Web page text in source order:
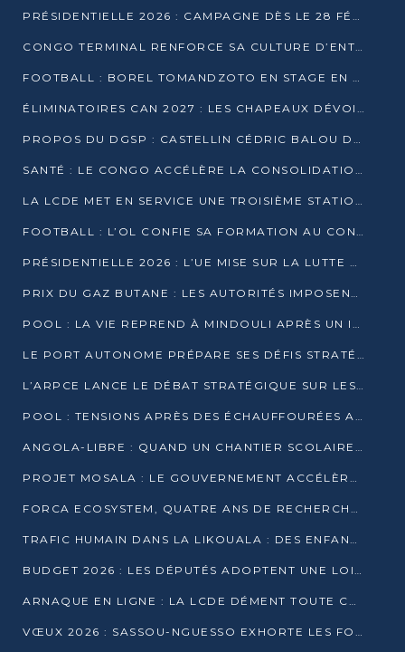
PRÉSIDENTIELLE 2026 : CAMPAGNE DÈS LE 28 FÉVRIER, SCRUTIN LES 12 ET 15 MARS
CONGO TERMINAL RENFORCE SA CULTURE D’ENTREPRISE AVEC LE PROGRAMME « WIN TOGETHER »
FOOTBALL : BOREL TOMANDZOTO EN STAGE EN ESPAGNE AVEC POLISSYA FC
ÉLIMINATOIRES CAN 2027 : LES CHAPEAUX DÉVOILÉS, LE CONGO FIXÉ SUR SON SORT
PROPOS DU DGSP : CASTELLIN CÉDRIC BALOU DÉNONCE DES PROPOS INTIMIDANTS
SANTÉ : LE CONGO ACCÉLÈRE LA CONSOLIDATION DE L’OFFRE DE SOINS
LA LCDE MET EN SERVICE UNE TROISIÈME STATION D’EAU POTABLE À MFILOU
FOOTBALL : L’OL CONFIE SA FORMATION AU CONGOLAIS CHRISTIAN BASSILA
PRÉSIDENTIELLE 2026 : L’UE MISE SUR LA LUTTE CONTRE LA DÉSINFORMATION
PRIX DU GAZ BUTANE : LES AUTORITÉS IMPOSENT LE RESPECT DES PRIX RÉGLEMENTÉS
POOL : LA VIE REPREND À MINDOULI APRÈS UN INCIDENT ARMÉ SUR LA RN1
LE PORT AUTONOME PRÉPARE SES DÉFIS STRATÉGIQUES DE 2026
L’ARPCE LANCE LE DÉBAT STRATÉGIQUE SUR LES DONNÉES, L’IA ET LA FINANCE NUMÉRIQUE AU CONGO
POOL : TENSIONS APRÈS DES ÉCHAUFFOURÉES ARMÉES ENTRE DGSP ET EX-MILICIENS NINJA
ANGOLA-LIBRE : QUAND UN CHANTIER SCOLAIRE DEVIENT LE MIROIR D’UN CONGO EN MOUVEMENT
PROJET MOSALA : LE GOUVERNEMENT ACCÉLÈRE L’INSERTION DES JEUNES EN 2026
FORCA ECOSYSTEM, QUATRE ANS DE RECHERCHE DE TERRAIN AVANT UN LANCEMENT OFFICIEL EN 2026
TRAFIC HUMAIN DANS LA LIKOUALA : DES ENFANTS AUTOCHTONES RÉDUITS AU TRAVAIL FORCÉ
BUDGET 2026 : LES DÉPUTÉS ADOPTENT UNE LOI DES FINANCES DE PLUS DE 2500 MILLIARDS FCFA
ARNAQUE EN LIGNE : LA LCDE DÉMENT TOUTE CAMPAGNE DE RECRUTEMENT
VŒUX 2026 : SASSOU-NGUESSO EXHORTE LES FORCES VIVES À RENFORCER L’UNITÉ